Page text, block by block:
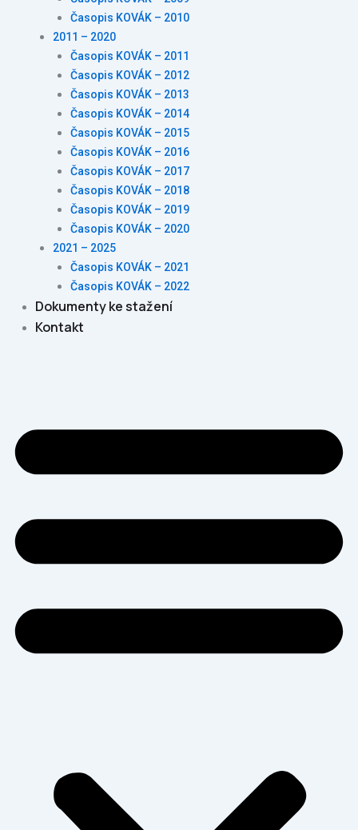
Časopis KOVÁK – 2010
2011 – 2020
Časopis KOVÁK – 2011
Časopis KOVÁK – 2012
Časopis KOVÁK – 2013
Časopis KOVÁK – 2014
Časopis KOVÁK – 2015
Časopis KOVÁK – 2016
Časopis KOVÁK – 2017
Časopis KOVÁK – 2018
Časopis KOVÁK – 2019
Časopis KOVÁK – 2020
2021 – 2025
Časopis KOVÁK – 2021
Časopis KOVÁK – 2022
Dokumenty ke stažení
Kontakt